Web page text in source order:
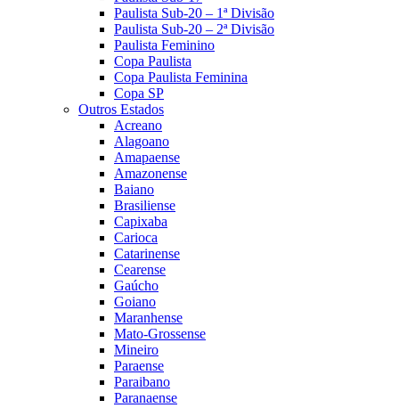
Paulista Sub-20 – 1ª Divisão
Paulista Sub-20 – 2ª Divisão
Paulista Feminino
Copa Paulista
Copa Paulista Feminina
Copa SP
Outros Estados
Acreano
Alagoano
Amapaense
Amazonense
Baiano
Brasiliense
Capixaba
Carioca
Catarinense
Cearense
Gaúcho
Goiano
Maranhense
Mato-Grossense
Mineiro
Paraense
Paraibano
Paranaense